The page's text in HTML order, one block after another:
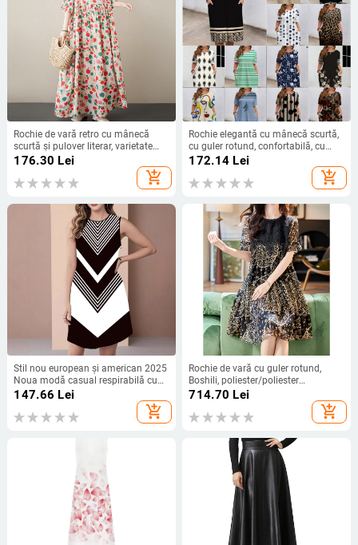
Rochie de vară retro cu mânecă
scurtă și pulover literar, varietate
multicoloră, pentru comerț exterior,
2024, fustă A-line pentru femei,
mărime plus, lejeră
176.30 Lei
add_shopping_cart
Rochie elegantă cu mânecă scurtă,
cu guler rotund, confortabilă, cu
buzunar, de culoare contrastantă,
europene și americane
172.14 Lei
add_shopping_cart
Stil nou european și american 2025
Noua modă casual respirabilă cu
guler rotund Rochie de vestă
147.66 Lei
add_shopping_cart
Rochie de vară cu guler rotund,
Boshili, poliester/poliester
(poliester), fustă în formă de A,
mânecă scurtă, elegantă, mărime
medie
714.70 Lei
add_shopping_cart